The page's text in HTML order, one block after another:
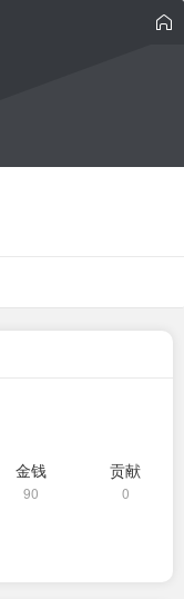
金钱
90
贡献
0